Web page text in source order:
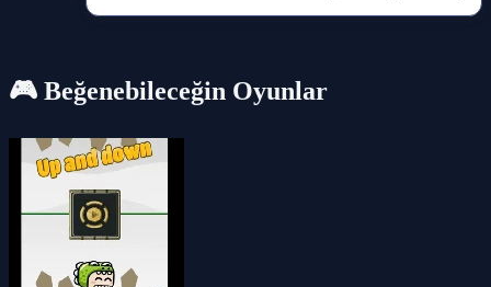
🎮 Beğenebileceğin Oyunlar